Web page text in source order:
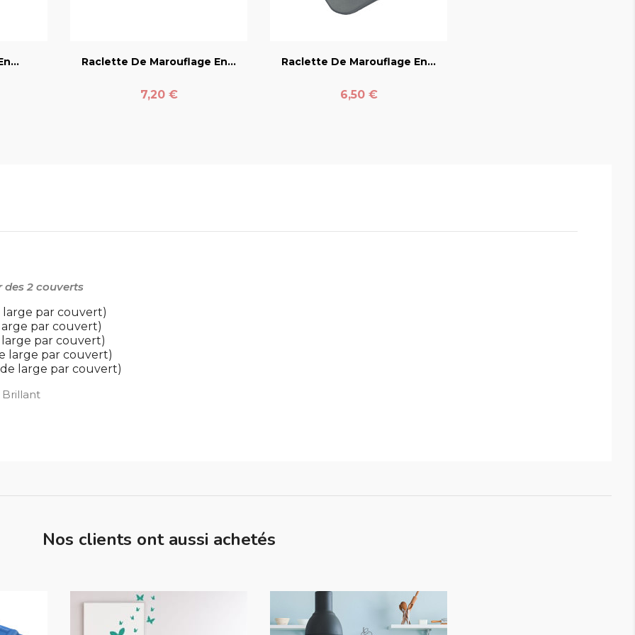
Raclette De Marouflage En...
Prix
7,20 €
Raclette De Marouflage En...
Prix
6,50 €
des 2 couverts
large par couvert)
par couvert)
par couvert)
large par couvert)
large par couvert)
Nos clients ont aussi achetés